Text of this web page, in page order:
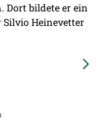
Dort bildete er ein
Heinevetter